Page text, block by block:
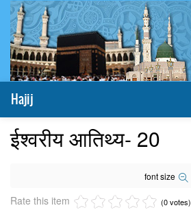
Hajij
ईश्वरीय आतिथ्य- 20
font size
Rate this item (0 votes)